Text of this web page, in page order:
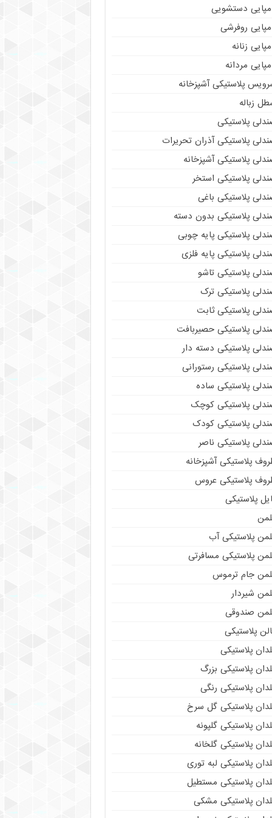
دستشویی
روفرشی
زنانه
مردانه
پلاستیکی آشپزخانه
زباله
پلاستیکی
پلاستیکی آذران تحریرات
پلاستیکی آشپزخانه
پلاستیکی استخر
پلاستیکی باغی
پلاستیکی بدون دسته
پلاستیکی پایه چوبی
پلاستیکی پایه فلزی
پلاستیکی تاشو
پلاستیکی ترک
پلاستیکی ثابت
پلاستیکی حصیربافت
پلاستیکی دسته دار
پلاستیکی رستورانی
پلاستیکی ساده
پلاستیکی کوچک
پلاستیکی کودک
پلاستیکی ناصر
پلاستیکی آشپزخانه
پلاستیکی عروس
پلاستیکی
پلاستیکی آب
پلاستیکی مسافرتی
جام ترموس
شیردار
صندوقی
پلاستیکی
پلاستیکی
پلاستیکی بزرگ
پلاستیکی رنگی
پلاستیکی گل سرخ
پلاستیکی گلپونه
پلاستیکی گلخانه
پلاستیکی لبه توری
پلاستیکی مستطیل
پلاستیکی مشکی